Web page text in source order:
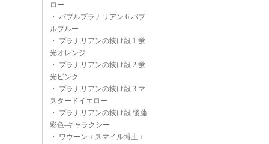
ロー
・ バブルプラナリアン 6.バブ
ルブルー
・ プラナリアンの抜け殻 1.蛍
光オレンジ
・ プラナリアンの抜け殻 2.蛍
光ピンク
・ プラナリアンの抜け殻 3.マ
スタードイエロー
・ プラナリアンの抜け殻 後藤
彩色-ギャラクシー
・ ワウーン＋スマイル博士＋